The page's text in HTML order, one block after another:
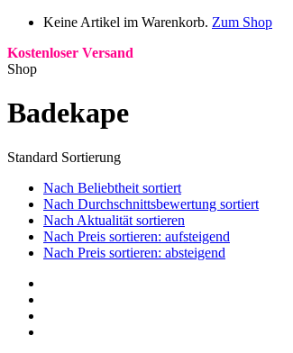
Keine Artikel im Warenkorb. Zum Shop
Kostenloser Versand
Shop
Badekape
Standard Sortierung
Nach Beliebtheit sortiert
Nach Durchschnittsbewertung sortiert
Nach Aktualität sortieren
Nach Preis sortieren: aufsteigend
Nach Preis sortieren: absteigend